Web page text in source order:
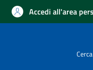
Accedi all'area
Cerca